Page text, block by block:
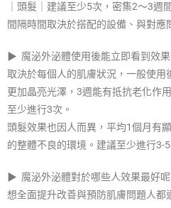
｜頭髮｜建議至少5次，密集2～3週
間隔時間取決於搭配的設備、與對應
▶ 魔泌外泌體使用後能立即看到效果
取決於每個人的肌膚狀況，一般使用
更加晶亮光澤，3週能有抵抗老化作
至少進行3次。​
頭髮效果也因人而異，平均1個月有
的整體不良的環境。建議至少進行3-5
▶ 魔泌外泌體對於哪些人效果最好呢
想全面提升改善與預防肌膚問題人都